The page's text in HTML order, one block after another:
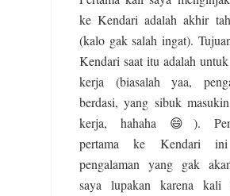
ke Kendari adalah akhir
(kalo gak salah ingat).
Kendari saat itu adalah
kerja (biasalah yaa,
berdasi, yang sibuk
kerja, hahaha 😄).
pertama ke Kendari ini
pengalaman yang gak
saya lupakan karena kali